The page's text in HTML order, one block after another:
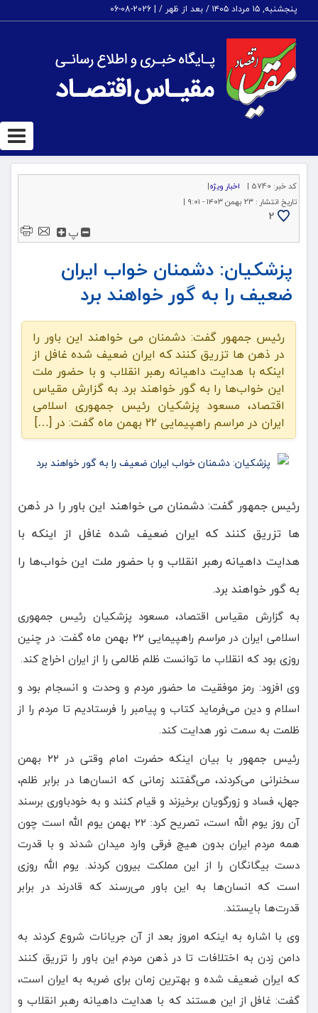
پنجشنبه, ۱۵ مرداد ۱۴۰۵ / بعد از ظهر / |
2026-08-06
کد خبر: 5740 | اخبار ویژه|
تاریخ انتشار : ۲۳ بهمن ۱۴۰۳ - ۹:۰۱ |
2
پ
پزشکیان: دشمنان خواب ایران
ضعیف را به گور خواهند برد
رئیس جمهور گفت: دشمنان می خواهند این باور را
در ذهن ها تزریق کنند که ایران ضعیف شده غافل از
اینکه با هدایت داهیانه رهبر انقلاب و با حضور ملت
این خواب‌ها را به گور خواهند برد. به گزارش مقیاس
اقتصاد، مسعود پزشکیان رئیس جمهوری اسلامی
ایران در مراسم راهپیمایی ۲۲ بهمن ماه گفت: در […]
رئیس جمهور گفت: دشمنان می خواهند این باور را در ذهن
ها تزریق کنند که ایران ضعیف شده غافل از اینکه با
هدایت داهیانه رهبر انقلاب و با حضور ملت این خواب‌ها را
به گور خواهند برد.
به گزارش مقیاس اقتصاد، مسعود پزشکیان رئیس جمهوری
اسلامی ایران در مراسم راهپیمایی ۲۲ بهمن ماه گفت: در چنین
روزی بود که انقلاب ما توانست ظلم ظالمی را از ایران اخراج کند.
وی افزود: رمز موفقیت ما حضور مردم و وحدت و انسجام بود و
اسلام و دین می‌فرماید کتاب و پیامبر را فرستادیم تا مردم را از
ظلمت به سمت نور هدایت کند.
رئیس جمهور با بیان اینکه حضرت امام وقتی در ۲۲ بهمن
سخنرانی می‌کردند، می‌گفتند زمانی که انسان‌ها در برابر ظلم،
جهل، فساد و زورگویان برخیزند و قیام کنند و به خودباوری برسند
آن روز یوم الله است، تصریح کرد: ۲۲ بهمن یوم الله است چون
همه مردم ایران بدون هیچ فرقی وارد میدان شدند و با قدرت
دست بیگانگان را از این مملکت بیرون کردند. یوم الله روزی
است که انسان‌ها به این باور می‌رسند که قادرند در برابر
قدرت‌ها بایستند.
وی با اشاره به اینکه امروز بعد از آن جریانات شروع کردند به
دامن زدن به اختلافات تا در ذهن مردم این باور را تزریق کنند
که ایران ضعیف شده و بهترین زمان برای ضربه به ایران است،
گفت: غافل از این هستند که با هدایت داهیانه رهبر انقلاب و